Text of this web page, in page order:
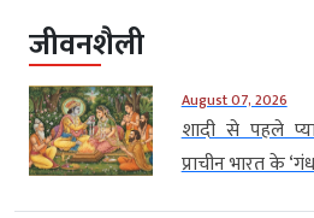
जीवनशैली
August 07, 2026
शादी से पहले
प्राचीन भारत के